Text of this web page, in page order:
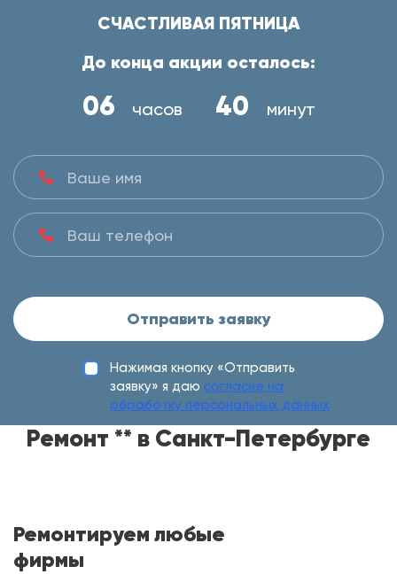
СЧАСТЛИВАЯ ПЯТНИЦА
До конца акции осталось:
06 часов 40 минут
Отправить заявку
Нажимая кнопку «Отправить
заявку» я даю согласие на
обработку персональных данных
Ремонт ** в Санкт-Петербурге
Ремонтируем любые
фирмы